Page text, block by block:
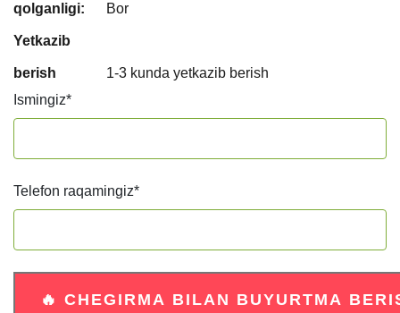
qolganligi: Bor
Yetkazib
berish
1-3 kunda yetkazib berish
Ismingiz*
Telefon raqamingiz*